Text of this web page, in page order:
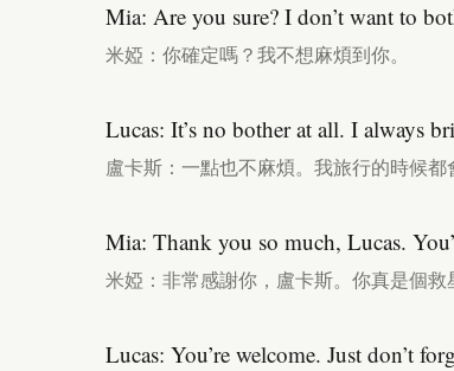
Mia: Are you sure? I don’t want to
米婭：你確定嗎？我不想麻煩到你。
Lucas: It’s no bother at all. I always
盧卡斯：一點也不麻煩。我旅行的時候都
Mia: Thank you so much, Lucas.
米婭：非常感謝你，盧卡斯。你真是個救
Lucas: You’re welcome. Just don’t